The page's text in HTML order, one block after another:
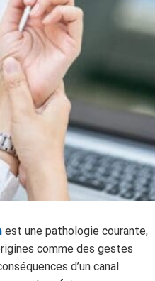
est une pathologie courante,
comme des gestes
d’un canal